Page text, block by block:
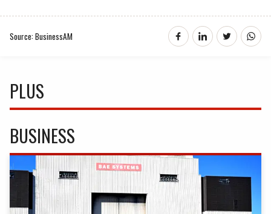
Source: BusinessAM
PLUS
BUSINESS